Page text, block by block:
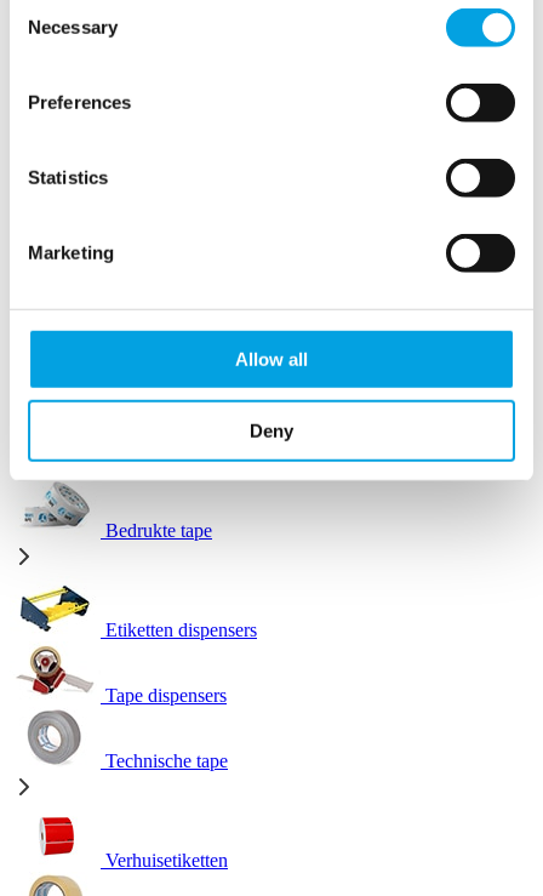
Selection
Necessary
Preferences
Statistics
Marketing
Allow all
Deny
Opvulpapier
Schuimbuffers
SizzlePak
Afzetlint
Automatische tape dispensers
Bedrukte tape
Etiketten dispensers
Tape dispensers
Technische tape
Verhuisetiketten